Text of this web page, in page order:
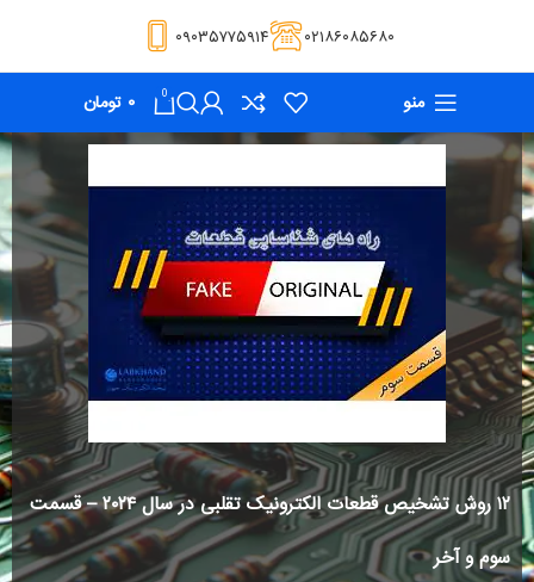
۰۲۱۸۶۰۸۵۶۸۰ ۰۹۰۳۵۷۷۵۹۱۴
منو 0 ۰ تومان
۱۲ روش تشخیص قطعات الکترونیک تقلبی در سال ۲۰۲۴ – قسمت
سوم و آخر